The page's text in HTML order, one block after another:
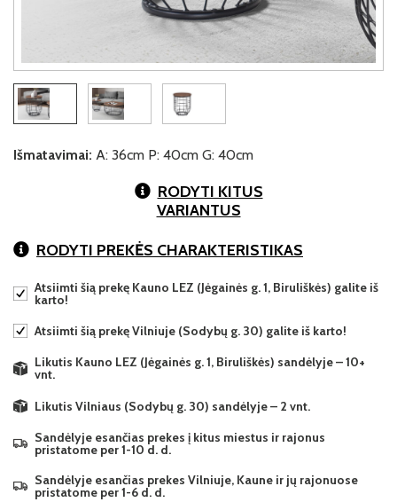
Išmatavimai: A: 36cm P: 40cm G: 40cm
RODYTI KITUS
VARIANTUS
RODYTI PREKĖS CHARAKTERISTIKAS
Atsiimti šią prekę Kauno LEZ (Jėgainės g. 1, Biruliškės) galite iš
karto!
Atsiimti šią prekę Vilniuje (Sodybų g. 30) galite iš karto!
Likutis Kauno LEZ (Jėgainės g. 1, Biruliškės) sandėlyje – 10+
vnt.
Likutis Vilniaus (Sodybų g. 30) sandėlyje – 2 vnt.
Sandėlyje esančias prekes į kitus miestus ir rajonus
pristatome per 1-10 d. d.
Sandėlyje esančias prekes Vilniuje, Kaune ir jų rajonuose
pristatome per 1-6 d. d.